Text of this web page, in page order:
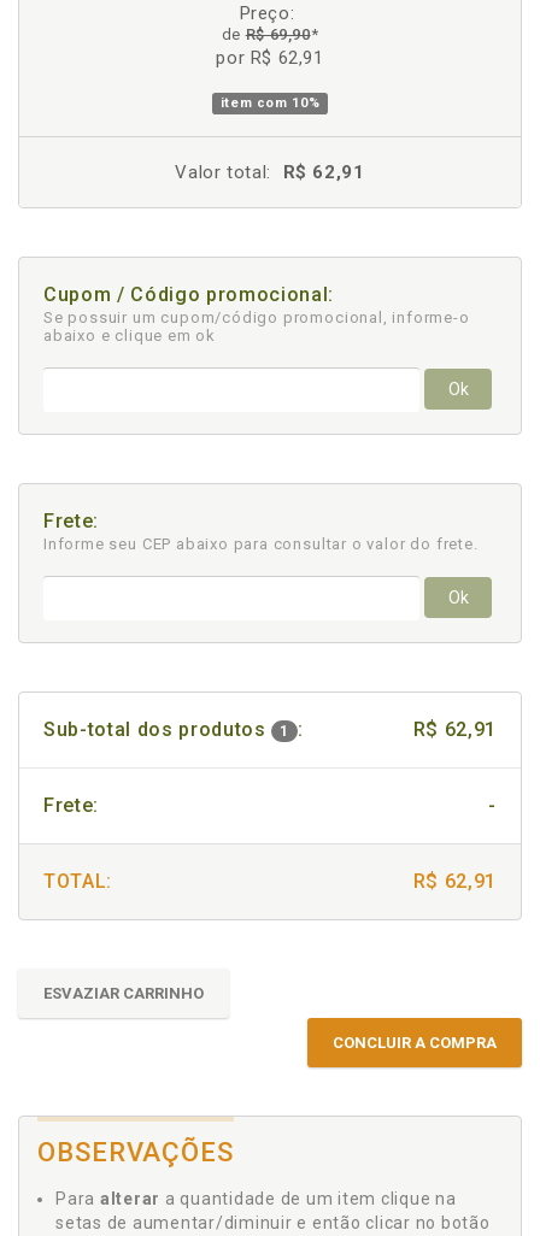
Preço:
deR$ 69,90*
por R$ 62,91
item com 10%
Valor total: R$ 62,91
Cupom / Código promocional:
Se possuir um cupom/código promocional, informe-o
abaixo e clique em ok
Ok
Frete:
Informe seu CEP abaixo para consultar o valor do frete.
Ok
Sub-total dos produtos 1 : R$ 62,91
Frete: -
TOTAL: R$ 62,91
ESVAZIAR CARRINHO
CONCLUIR A COMPRA
OBSERVAÇÕES
Para alterar a quantidade de um item clique na
setas de aumentar/diminuir e então clicar no botão